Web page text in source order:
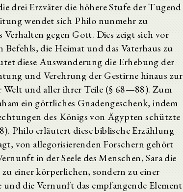
drei Erzväter die höhere Stufe der Tugend
wendet sich Philo nunmehr zu
gegen Gott. Dies zeigt sich vor
die Heimat und das Vaterhaus zu
diese Auswanderung die Erhebung der
und Verehrung der Gestirne hinaus zur
Welt und aller ihrer Teile (§ 68—88). Zum
ein göttliches Gnadengeschenk, indem
des Königs von Ägypten schützte
Philo erläutert diese biblische Erzählung
von allegorisierenden Forschern gehört
in der Seele des Menschen, Sara die
einer körperlichen, sondern zu einer
die Vernunft das empfangende Element